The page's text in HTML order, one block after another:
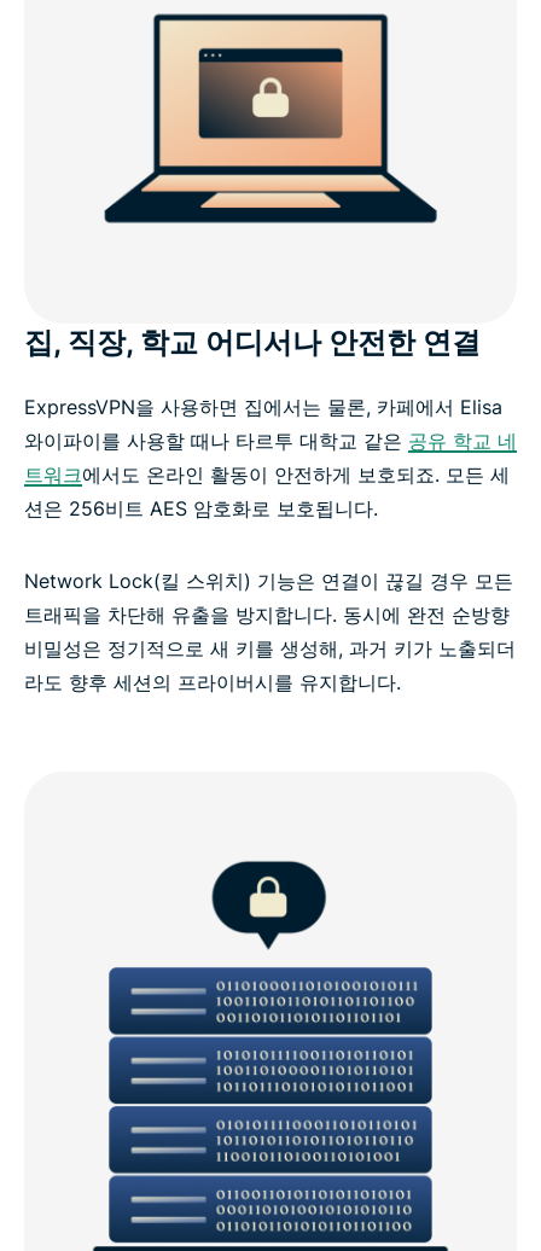
집, 직장, 학교 어디서나 안전한 연결
ExpressVPN을 사용하면 집에서는 물론, 카페에서 Elisa
와이파이를 사용할 때나 타르투 대학교 같은 공유 학교 네
트워크에서도 온라인 활동이 안전하게 보호되죠. 모든 세
션은 256비트 AES 암호화로 보호됩니다.
Network Lock(킬 스위치) 기능은 연결이 끊길 경우 모든
트래픽을 차단해 유출을 방지합니다. 동시에 완전 순방향
비밀성은 정기적으로 새 키를 생성해, 과거 키가 노출되더
라도 향후 세션의 프라이버시를 유지합니다.